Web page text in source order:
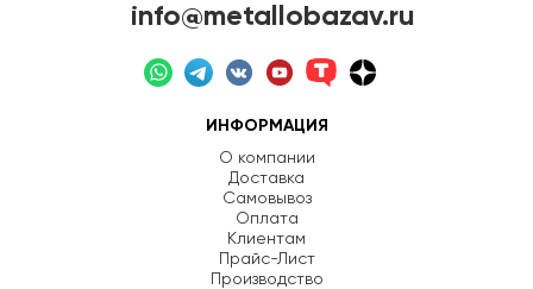
info@metallobazav.ru
ИНФОРМАЦИЯ
О компании
Доставка
Самовывоз
Оплата
Клиентам
Прайс-Лист
Производство